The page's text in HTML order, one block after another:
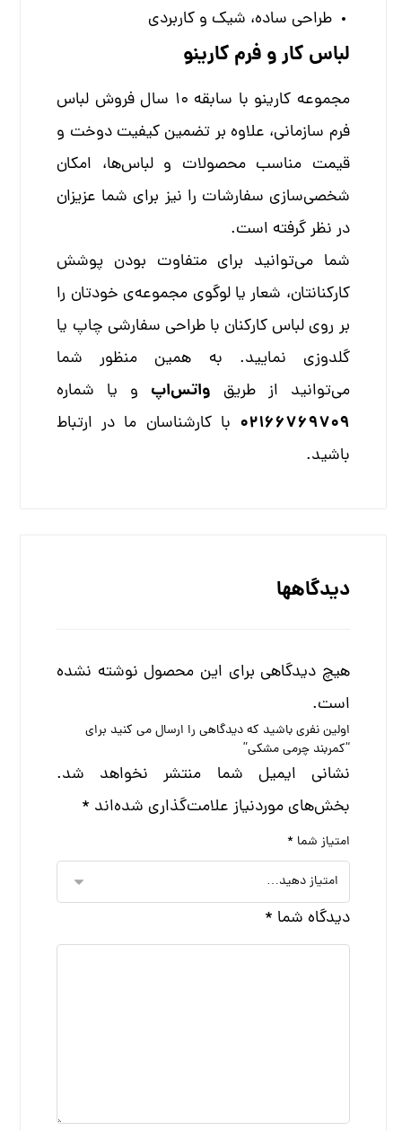
طراحی ساده، شیک و کاربردی
لباس کار و فرم کارینو
مجموعه کارینو
با سابقه 10 سال فروش لباس
فرم سازمانی، علاوه بر تضمین کیفیت دوخت و
قیمت مناسب محصولات و لباس‌ها، امکان
شخصی‌سازی سفارشات را نیز برای شما عزیزان
در نظر گرفته است.
شما می‌توانید برای متفاوت بودن پوشش
کارکنانتان، شعار یا لوگوی مجموعه‌ی خودتان را
بر روی لباس کارکنان با طراحی سفارشی چاپ یا
گلدوزی نمایید. به همین منظور شما
می‌توانید از طریق واتس‌اپ و یا شماره
02166769709 با کارشناسان ما در ارتباط
باشید.
دیدگاهها
هیچ دیدگاهی برای این محصول نوشته نشده
است.
اولین نفری باشید که دیدگاهی را ارسال می کنید برای
“کمربند چرمی مشکی”
نشانی ایمیل شما منتشر نخواهد شد.
بخش‌های موردنیاز علامت‌گذاری شده‌اند *
امتیاز شما*
دیدگاه شما *